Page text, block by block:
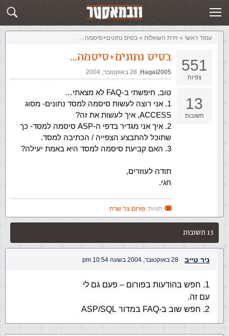
שלח תשובה זירת השאלות
עמוד ראשי » ‏זירת השאלות‏ » בסיס נתונים+סיסמה…
551
צפיות
13
תשובות
בסיס נתונים+סיסמה…
Hagai2005
,‏ 28 באוקטובר, 2004
טוב, חיפשתי ב-FAQ לא מצאתי…
1. אני רוצה לעשות סיסמה למסד נתונים- מסוג
ACCESS, איך לעשות את זה?
2. איך אני מגדיר בדפי ה-ASP סיסמה למסד- כך
שתוכל להתבצע הצפייה / הכתיבה למסד.
3. האם קביעת סיסמה למסד היא באמת יעילה?
תודה לעוזרים,
חגי.
תגיות: פורום צד שרת
13 תשובות
ניר טייב 28 באוקטובר, 2004 בשעה 10:54 pm
1. חפש בהודעות בפורום – פעם גם לי
עם זה.
2. חפש שוב ב-FAQ במדור ASP/SQL